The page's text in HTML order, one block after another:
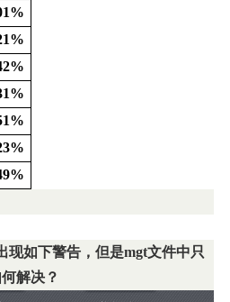
现如下警告，但是mgt文件中只
解决？